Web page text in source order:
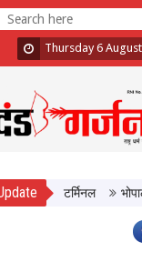
Thursday 6
बस टर्मिनल भोपाल में